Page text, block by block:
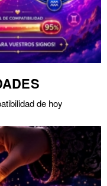
de hoy